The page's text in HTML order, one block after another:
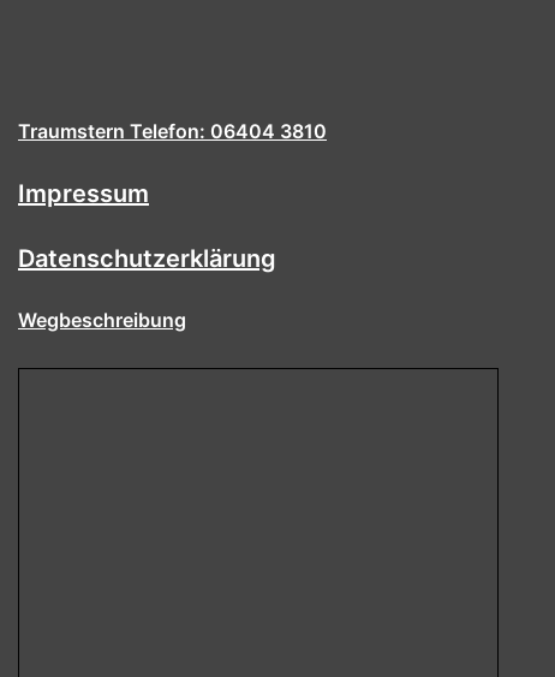
Traumstern Telefon: 06404 3810
Impressum
Datenschutzerklärung
Wegbeschreibung